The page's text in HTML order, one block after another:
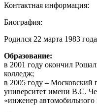
Контактная информация:
Биография:
Родился 22 марта 1983
Образование:
в 2001 году окончил
колледж;
в 2005 году – Московский
университет имени В.С.
«инженер автомобильного